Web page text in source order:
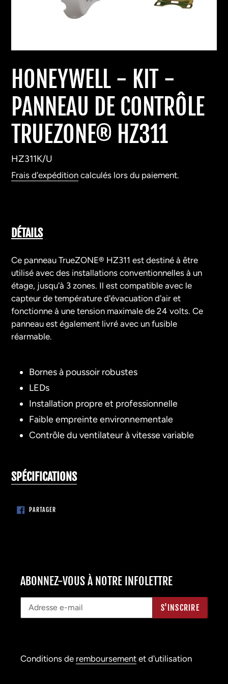
HONEYWELL - KIT -
PANNEAU DE CONTRÔLE
TRUEZONE® HZ311
HZ311K/U
Frais d'expédition calculés lors du paiement.
d'un
produit
à
votre
panier
DÉTAILS
Ce panneau TrueZONE® HZ311 est destiné à être
utilisé avec des installations conventionnelles à un
étage, jusqu'à 3 zones. Il est compatible avec le
capteur de température d'évacuation d'air et
fonctionne à une tension maximale de 24 volts. Ce
panneau est également livré avec un fusible
réarmable.
Bornes à poussoir robustes
LEDs
Installation propre et professionnelle
Faible empreinte environnementale
Contrôle du ventilateur à vitesse variable
SPÉCIFICATIONS
PARTAGERPARTAGER
SUR
ABONNEZ-VOUS À NOTRE INFOLETTRE
S'INSCRIRE
Conditions de remboursement et d'utilisation